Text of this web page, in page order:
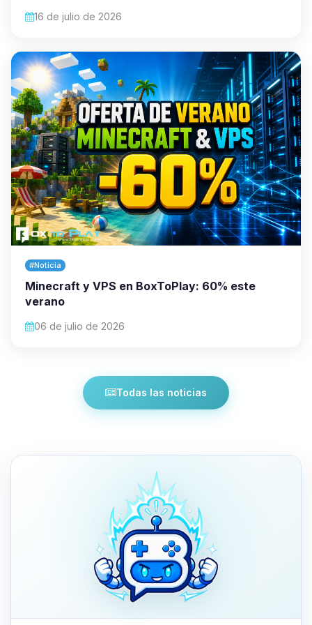
16 de julio de 2026
#Noticia
Minecraft y VPS en BoxToPlay: 60% este
verano
06 de julio de 2026
Todas las noticias